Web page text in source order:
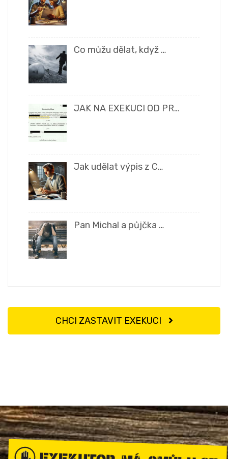
Co můžu dělat, když …
JAK NA EXEKUCI OD PR…
Jak udělat výpis z C…
Pan Michal a půjčka …
CHCI ZASTAVIT EXEKUCI